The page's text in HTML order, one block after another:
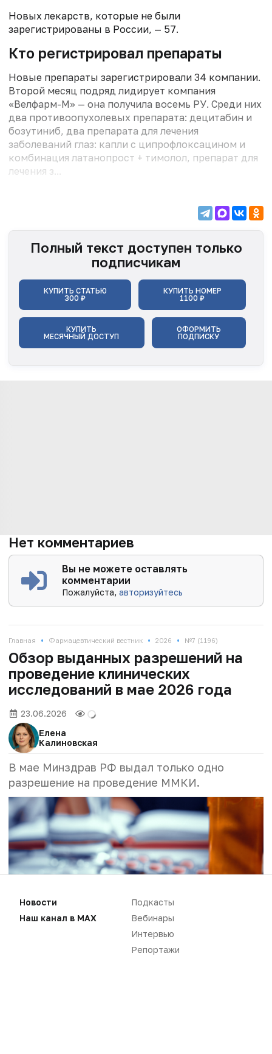
Новых лекарств, которые не были
зарегистрированы в России, — 57.
Кто регистрировал препараты
Новые препараты зарегистрировали 34 компании.
Второй месяц подряд лидирует компания
«Велфарм-М» — она получила восемь РУ. Среди них
два противоопухолевых препарата: децитабин и
бозутиниб, два препарата для лечения
заболеваний глаз: капли с ципрофлоксацином и
комбинация латанопрост + тимолол, препарат для
лечения з...
Полный текст доступен только
подписчикам
КУПИТЬ СТАТЬЮ
300 ₽
КУПИТЬ НОМЕР
1100 ₽
КУПИТЬ
МЕСЯЧНЫЙ ДОСТУП
ОФОРМИТЬ
ПОДПИСКУ
Нет комментариев
Вы не можете оставлять
комментарии
Пожалуйста,авторизуйтесь
Главная • Фармацевтический вестник • 2026 • №7 (1196)
Обзор выданных разрешений на
проведение клинических
исследований в мае 2026 года
23.06.2026
Елена
Калиновская
В мае Минздрав РФ выдал только одно
разрешение на проведение ММКИ.
Фото: 123rf.com
Какие ММКИ одобрены
Новости
Наш канал в MAX
Подкасты
Вебинары
Интервью
Репортажи